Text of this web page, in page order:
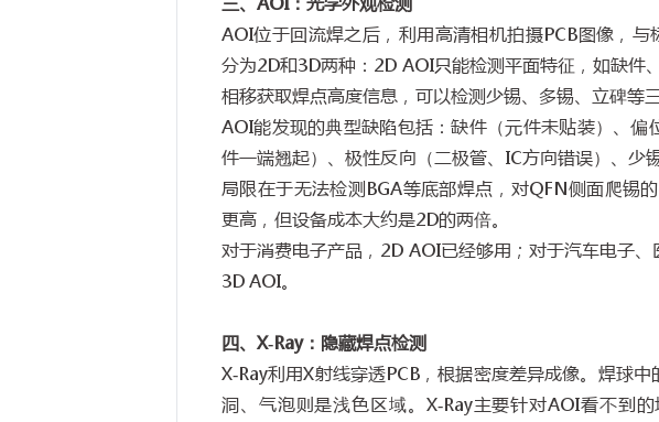
AOI位于回流焊之后，利用高清相机拍摄PCB图像，与
分为2D和3D两种： 2D AOI只能检测平面特征，如缺件
相移获取焊点高度信息，可以检测少锡、多锡、立碑等三
AOI能发现的典型缺陷包括：缺件（元件未贴装）、
件一端翘起）、极性反向（二极管、 IC方向错误）、少
局限在于无法检测BGA等底部焊点，对QFN侧面爬锡
更高，但设备成本大约是2D的两倍。
对于消费电子产品， 2D AOI已经够用；对于汽车电子
3D AOI。
四、 X-Ray：隐藏焊点检测
X-Ray利用X射线穿透PCB ，根据密度差异成像。焊球
洞、气泡则是浅色区域。 X-Ray主要针对AOI看不到的